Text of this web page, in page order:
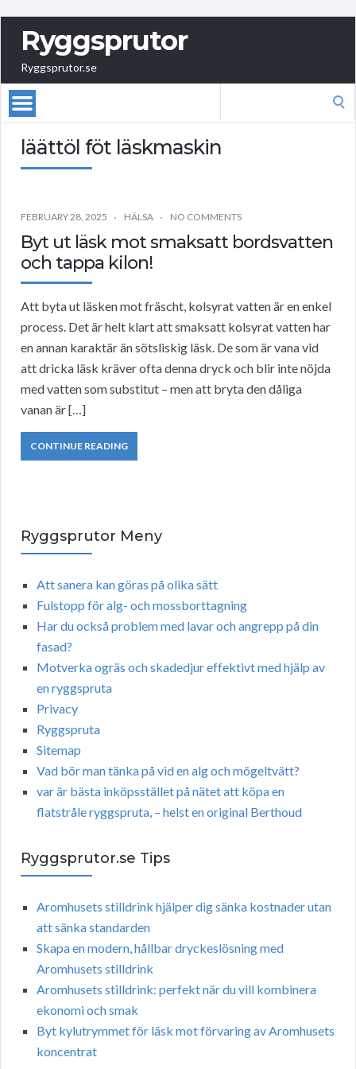
Ryggsprutor
Ryggsprutor.se
läättöl föt läskmaskin
FEBRUARY 28, 2025 HÄLSA NO COMMENTS
Byt ut läsk mot smaksatt bordsvatten
och tappa kilon!
Att byta ut läsken mot fräscht, kolsyrat vatten är en enkel
process. Det är helt klart att smaksatt kolsyrat vatten har
en annan karaktär än sötsliskig läsk. De som är vana vid
att dricka läsk kräver ofta denna dryck och blir inte nöjda
med vatten som substitut – men att bryta den dåliga
vanan är […]
CONTINUE READING
Ryggsprutor Meny
Att sanera kan göras på olika sätt
Fulstopp för alg- och mossborttagning
Har du också problem med lavar och angrepp på din
fasad?
Motverka ogräs och skadedjur effektivt med hjälp av
en ryggspruta
Privacy
Ryggspruta
Sitemap
Vad bör man tänka på vid en alg och mögeltvätt?
var är bästa inköpsstället på nätet att köpa en
flatstråle ryggspruta, – helst en original Berthoud
Ryggsprutor.se Tips
Aromhusets stilldrink hjälper dig sänka kostnader utan
att sänka standarden
Skapa en modern, hållbar dryckeslösning med
Aromhusets stilldrink
Aromhusets stilldrink: perfekt när du vill kombinera
ekonomi och smak
Byt kylutrymmet för läsk mot förvaring av Aromhusets
koncentrat